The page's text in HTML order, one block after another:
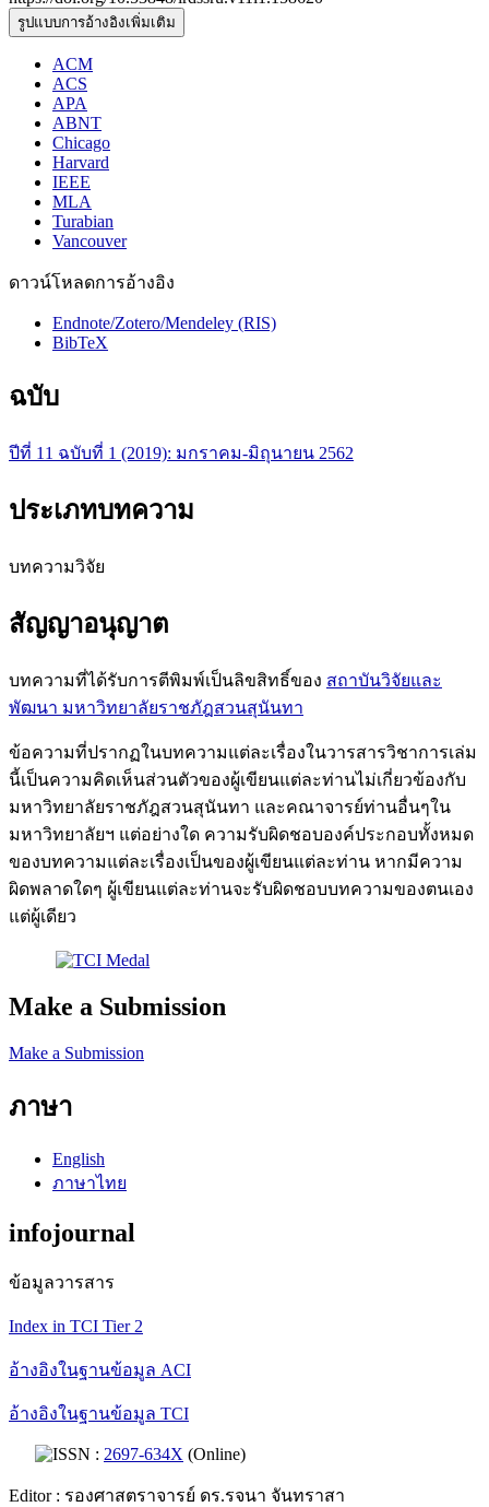
รูปแบบการอ้างอิงเพิ่มเติม
ACM
ACS
APA
ABNT
Chicago
Harvard
IEEE
MLA
Turabian
Vancouver
ดาวน์โหลดการอ้างอิง
Endnote/Zotero/Mendeley (RIS)
BibTeX
ฉบับ
ปีที่ 11 ฉบับที่ 1 (2019): มกราคม-มิถุนายน 2562
ประเภทบทความ
บทความวิจัย
สัญญาอนุญาต
บทความที่ได้รับการตีพิมพ์เป็นลิขสิทธิ์ของ สถาบันวิจัยและ
พัฒนา มหาวิทยาลัยราชภัฎสวนสุนันทา
ข้อความที่ปรากฏในบทความแต่ละเรื่องในวารสารวิชาการเล่ม
นี้เป็นความคิดเห็นส่วนตัวของผู้เขียนแต่ละท่านไม่เกี่ยวข้องกับ
มหาวิทยาลัยราชภัฎสวนสุนันทา และคณาจารย์ท่านอื่นๆใน
มหาวิทยาลัยฯ แต่อย่างใด ความรับผิดชอบองค์ประกอบทั้งหมด
ของบทความแต่ละเรื่องเป็นของผู้เขียนแต่ละท่าน หากมีความ
ผิดพลาดใดๆ ผู้เขียนแต่ละท่านจะรับผิดชอบบทความของตนเอง
แต่ผู้เดียว
Make a Submission
Make a Submission
ภาษา
English
ภาษาไทย
infojournal
ข้อมูลวารสาร
Index in TCI Tier 2
อ้างอิงในฐานข้อมูล ACI
อ้างอิงในฐานข้อมูล TCI
ISSN : 2697-634X (Online)
Editor : รองศาสตราจารย์ ดร.รจนา จันทราสา